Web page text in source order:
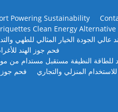
Powering Sustainability
Clean Energy Alternative
عالي الجودة الخيار المثالي للطهي
فحم جوز الهند
للطاقة النظيفة مستقبل مستدام من
فحم جوز
المنزلي والتجاري